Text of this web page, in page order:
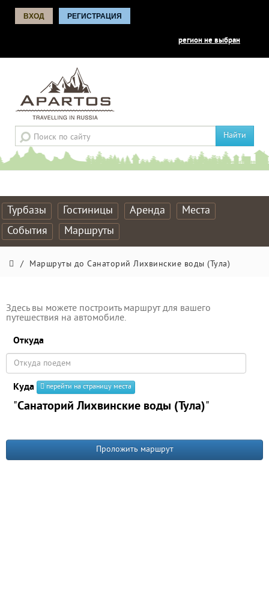
ВХОД РЕГИСТРАЦИЯ
регион не выбран
Найти
Турбазы Гостиницы Аренда
Места
События
Маршруты
/ Маршруты до Санаторий Лихвинские воды (Тула)
Здесь вы можете построить маршрут для вашего
путешествия на автомобиле.
Откуда
Куда перейти на страницу места
"Санаторий Лихвинские воды (Тула)"
Проложить маршрут